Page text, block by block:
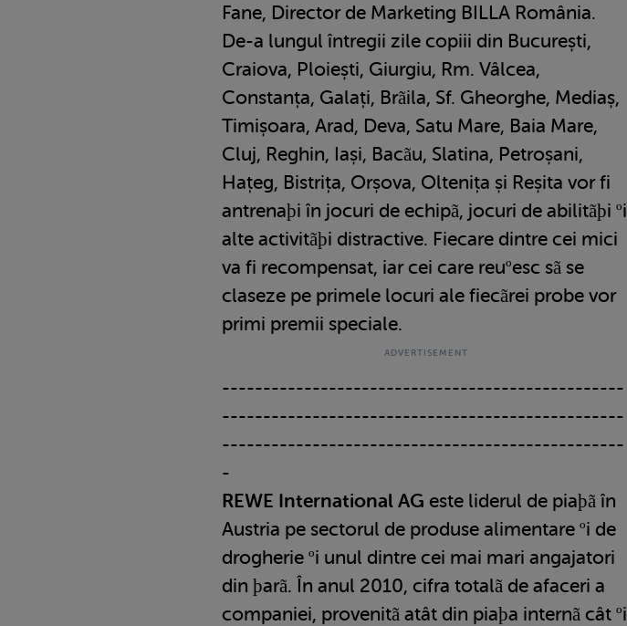
Fane, Director de Marketing BILLA România.
De-a lungul întregii zile copiii din București,
Craiova, Ploiești, Giurgiu, Rm. Vâlcea,
Constanța, Galați, Brãila, Sf. Gheorghe, Mediaș,
Timișoara, Arad, Deva, Satu Mare, Baia Mare,
Cluj, Reghin, Iași, Bacãu, Slatina, Petroșani,
Hațeg, Bistrița, Orșova, Oltenița și Reșita vor fi
antrenaþi în jocuri de echipã, jocuri de abilitãþi ºi
alte activitãþi distractive. Fiecare dintre cei mici
va fi recompensat, iar cei care reuºesc sã se
claseze pe primele locuri ale fiecãrei probe vor
primi premii speciale.
-------------------------------------------------
-------------------------------------------------
-------------------------------------------------
-
REWE International AG este liderul de piaþã în
Austria pe sectorul de produse alimentare ºi de
drogherie ºi unul dintre cei mai mari angajatori
din þarã. În anul 2010, cifra totalã de afaceri a
companiei, provenitã atât din piaþa internã cât ºi